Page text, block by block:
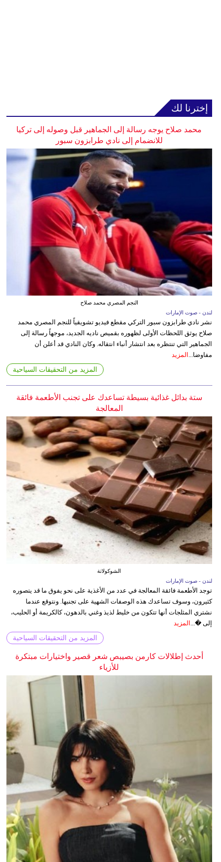
إخترنا لك
محمد صلاح يوجه رسالة إلى الجماهير قبل وصوله إلى تركيا
للانضمام إلى نادي طرابزون سبور
النجم المصري محمد صلاح
لندن - صوت الإمارات
نشر نادي طرابزون سبور التركي مقطع فيديو تشويقياً للنجم المصري محمد
صلاح يوثق اللحظات الأولى لظهوره بقميص ناديه الجديد، موجهاً رسالة إلى
الجماهير التي تنتظره بعد انتشار أنباء انتقاله. وكان النادي قد أعلن أن
مفاوضا... المزيد
المزيد من التحقيقات السياحية
ستة بدائل غذائية بسيطة تساعدك على تجنب الأطعمة فائقة
المعالجة
الشوكولاتة
لندن - صوت الإمارات
توجد الأطعمة فائقة المعالجة في عدد من الأغذية على نحو يفوق ما قد يتصوره
كثيرون، وسوف تساعدك هذه الوصفات الشهية على تجنبها. ونتوقع عندما
نشتري المثلجات أنها تتكون من خليط لذيذ وغني بالدهون، كالكريمة أو الحليب،
إلى �... المزيد
المزيد من التحقيقات السياحية
أحدث إطلالات كارمن بصيبص شعر قصير واختيارات مبتكرة
للأزياء